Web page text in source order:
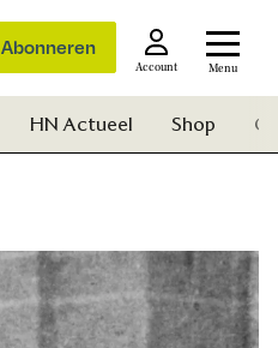
Abonneren
Account Menu
HN Actueel Shop